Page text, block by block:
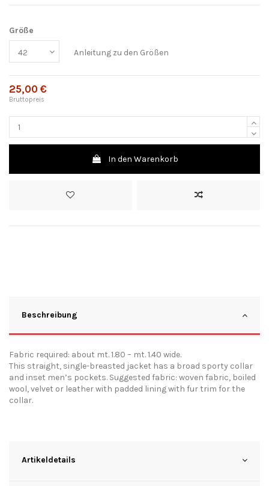
Größe
Anleitung zu den Größen
25,00 €
Bruttopreis
In den Warenkorb
Beschreibung
Fabric required: about mt. 1.80 – mt. 1.40 wide.
This straight, single-breasted jacket has a broad sporty collar
and inset men’s pockets. Suggested fabric: woven fabric, boiled
wool, velvet or leather with padded lining with fur trim for the
collar.
Artikeldetails